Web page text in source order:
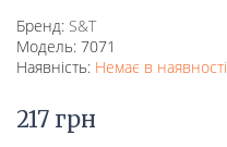
Бренд: S&T
Модель: 7071
Наявність: Немає в наявності
217 грн